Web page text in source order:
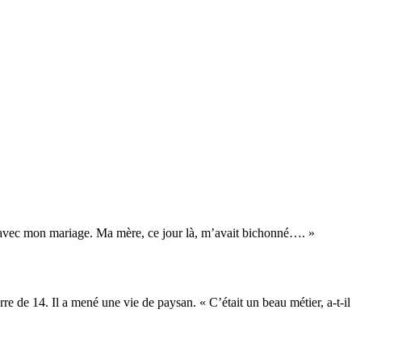
mon mariage. Ma mère, ce jour là, m’avait bichonné…. »
de 14. Il a mené une vie de paysan. « C’était un beau métier, a-t-il